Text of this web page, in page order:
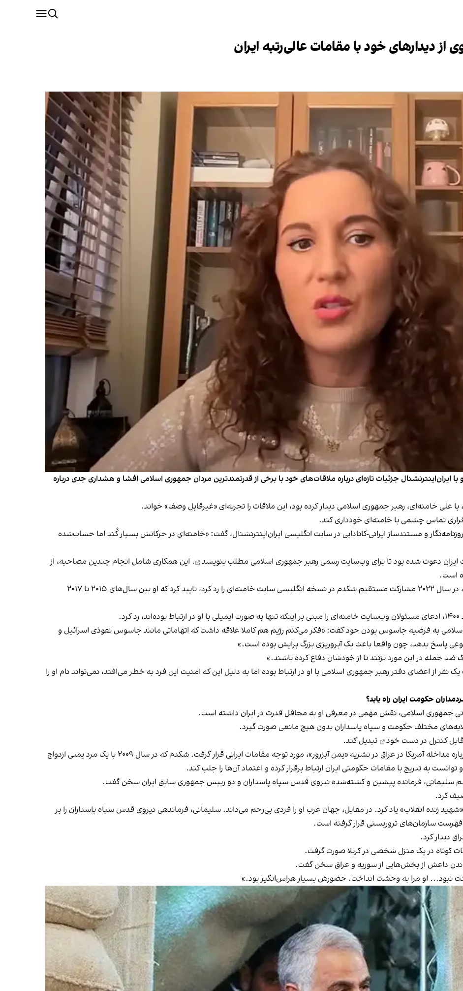
از دیدارهای خود با مقامات عالی‌رتبه ایران
با ایران‌اینترنشنال جزئیات تازه‌ای درباره ملاقات‌های خود با برخی از قدرتمندترین مردان جمهوری اسلامی افشا و هشداری جدی درباره
تماس چشمی با خامنه‌ای خودداری کند.
و مستندساز ایرانی-کانادایی در سایت انگلیسی ایران‌اینترنشنال، گفت: «خامنه‌ای در حرکاتش بسیار کُند اما حساب‌شده
ایران دعوت شده بود تا برای وب‌سایت رسمی رهبر جمهوری اسلامی مطلب بنویسد
. این همکاری شامل انجام چندین مصاحبه، از
است.
اگرچه خبرگزاری فارس، وابسته به سپاه پاسداران، در سال ۲۰۲۲ مشارکت مستقیم شکدم در نسخه انگلیسی سایت خامنه‌ای را رد کرد، تایید کرد که او بین سال‌های ۲۰۱۵ تا ۲۰۱۷
به فرضیه جاسوس بودن خود گفت: «فکر می‌کنم رژیم هم کاملا علاقه داشت که اتهاماتی مانند جاسوس نفوذی اسرائیل و
پاسخ بدهد، چون واقعا باعث یک آبروریزی بزرگ برایش بوده است.»
حمله در این مورد بزنند تا از خودشان دفاع کرده باشند.»
یک نفر از اعضای دفتر رهبر جمهوری اسلامی با او در ارتباط بوده اما به دلیل این که امنیت این فرد به خطر می‌افتد، نمی‌تواند نام او را
حکومت ایران راه یابد؟
جمهوری اسلامی، نقش مهمی در معرفی او به محافل قدرت در ایران داشته‌ است.
مختلف حکومت و سپاه پاسداران بدون هیچ مانعی صورت گیرد.
کنترل در دست خود
تبدیل کند.
این روزنامه‌نگار پس از نوشتن مقاله‌ای انتقادی درباره مداخله آمریکا در عراق در نشریه «یمن آبزرور»، مورد توجه مقامات ایرانی قرار گرفت. شکدم که در سال ۲۰۰۹ با یک مرد یمنی ازدواج
به تدریج با مقامات حکومتی ایران ارتباط برقرار کرده و اعتماد آن‌ها را جلب کند.
سلیمانی، فرمانده پیشین و کشته‌شده نیروی قدس سپاه پاسداران و دو رییس‌ جمهوری سابق ایران سخن گفت.
کرد.
زنده انقلاب» یاد کرد. در مقابل، جهان غرب او را فردی بی‌رحم می‌داند. سلیمانی، فرماندهی نیروی قدس سپاه پاسداران را بر
فهرست سازمان‌های تروریستی قرار گرفته‌ است.
دیدار کرد.
کوتاه در یک منزل شخصی در کربلا صورت گرفت.
داعش از بخش‌هایی از سوریه و عراق سخن گفت.
نبود... او مرا به وحشت انداخت. حضورش بسیار هراس‌انگیز بود.»